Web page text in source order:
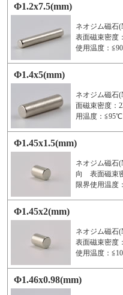
Φ1.2x7.5(mm)
ネオジム磁石
表面磁束密度
使用温度：
Φ1.4x5(mm)
ネオジム磁石
面磁束密度：
用温度：≦95℃
Φ1.45x1.5(mm)
ネオジム磁石
向 表面磁束
限界使用温度
Φ1.45x2(mm)
ネオジム磁石
表面磁束密度
使用温度：
Φ1.46x0.98(mm)